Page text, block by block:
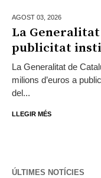
AGOST 03, 2026
La
publicitat
La Generalitat de
milions d’euros a
del...
LLEGIR MÉS
ÚLTIMES NOTÍCIES